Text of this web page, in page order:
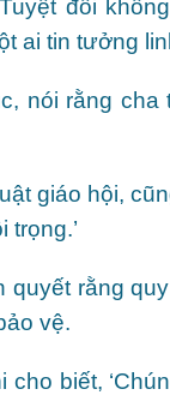
đối
ai tin tưởng
nói rằng
giáo hội,
trọng.’
quyết rằng
vệ.
biết,